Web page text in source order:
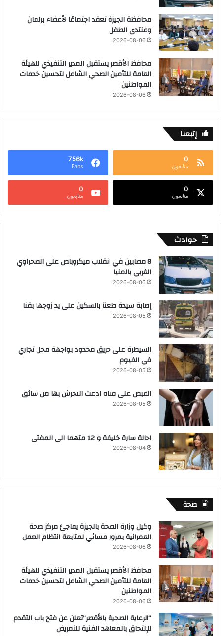
محافظة الجيزة تعقد اجتماعًا لأعضاء برلمان
ومنتدى الطفل
2026-08-06
محافظ الأقصر يستقبل المدير التنفيذي للهيئة
العامة للتأمين الصحي الشامل لتحسين خدمات
المواطنين
2026-08-06
إتبعنا
0
متابعون
756k
Fans
0
متابعون
0
متابعون
حوادث
8 مصابين في انقلاب ميكروباص على الصحراوي
الغربي بالمنيا
2026-08-06
إصابة سيدة طعنآ بالسكين على يد زوجها بقنا
2026-08-05
السيطرة على حريق محدود بواجهة محل تجاري
في الفيوم
2026-08-05
القبض على فتاة ادعت التحرش بها من سائق
2026-08-05
احالة سارة خليفة و 12 متهما الى المفتى
2026-08-04
صحة
وكيل وزارة الصحة بالجيزة يفاجئ مركز صحة
العمرانية بمرور مسائي لمتابعة انتظام العمل
2026-08-06
محافظ الأقصر يستقبل المدير التنفيذي للهيئة
العامة للتأمين الصحي الشامل لتحسين خدمات
المواطنين
2026-08-06
“الرعاية الصحية بالأقصر”تعلن عن فتح باب التقدم
للإلتحاق بالمعاهد الفنية للتمريض